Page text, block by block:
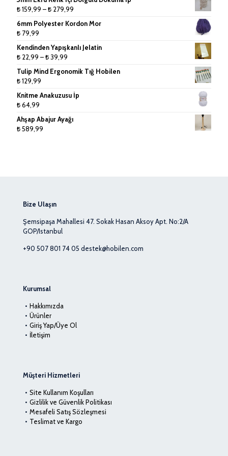
Tığlar ve Şişler
₺159,99 –₺ 279,99
₺ 159,99
₺ 279,99
6mm Polyester Kordon Mor
₺ 79,99
Kendinden Yapışkanlı Jelatin
₺ 22,99 –₺39,99
₺ 22,99
₺ 39,99
Tulip Mind Ergonomik Tığ Hobilen
₺129,99
Knitme Anakuzusu İp
₺64,99
Ahşap Abajur Ayağı
₺589,99
Bize Ulaşın
Şemsipaşa Mahallesi 47. Sokak Hasan Aksoy Apt. No:2/A
GOP/Istanbul
+90 507 801 74 05 destek@hobilen.com
Kurumsal
Hakkımızda
Ürünler
Giriş Yap/Üye Ol
İletişim
Müşteri Hizmetleri
Site Kullanım Koşulları
Gizlilik ve Güvenlik Politikası
Mesafeli Satış Sözleşmesi
Teslimat ve Kargo